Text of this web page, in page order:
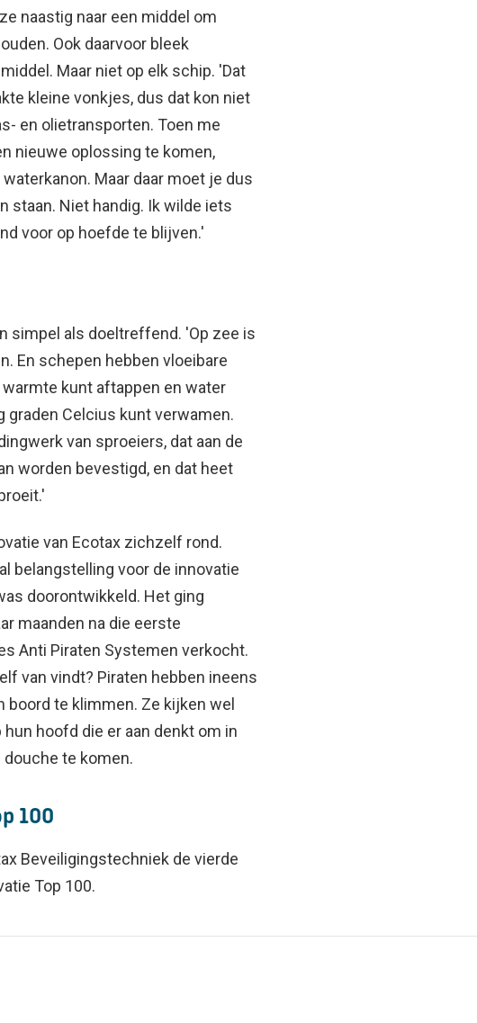
naastig naar een middel om
Ook daarvoor bleek
Maar niet op elk schip. 'Dat
kleine vonkjes, dus dat kon niet
en olietransporten. Toen me
nieuwe oplossing te komen,
Maar daar moet je dus
staan. Niet handig. Ik wilde iets
voor op hoefde te blijven.'
simpel als doeltreffend. 'Op zee is
En schepen hebben vloeibare
kunt aftappen en water
graden Celcius kunt verwamen.
van sproeiers, dat aan de
worden bevestigd, en dat heet
van Ecotax zichzelf rond.
belangstelling voor de innovatie
doorontwikkeld. Het ging
maanden na die eerste
Anti Piraten Systemen verkocht.
van vindt? Piraten hebben ineens
boord te klimmen. Ze kijken wel
hun hoofd die er aan denkt om in
te komen.
100
Beveiligingstechniek de vierde
Top 100.